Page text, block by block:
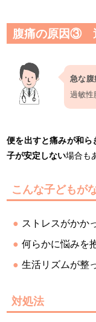
腹痛の原因③
急な腹
過敏性
便を出すと痛みが和ら
子が安定しない場合も
こんな子どもが
ストレスがかか
何らかに悩みを
生活リズムが整
対処法